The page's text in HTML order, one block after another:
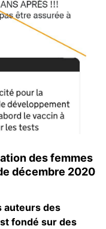
des femmes
décembre 2020
auteurs des
fondé sur des